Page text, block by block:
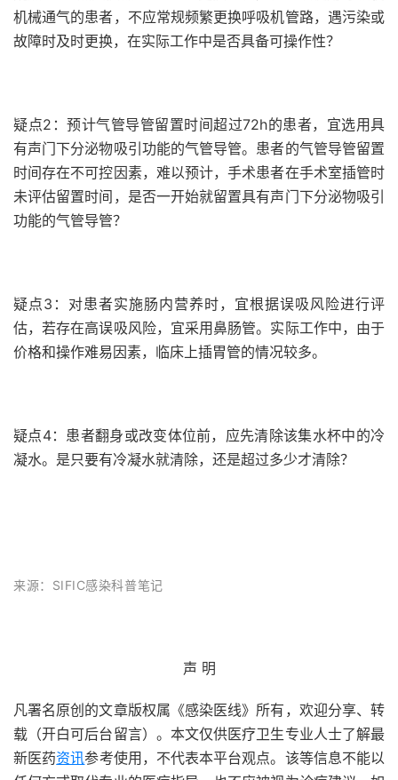
机械通气的患者，不应常规频繁更换呼吸机管路，遇污染或
故障时及时更换，在实际工作中是否具备可操作性？
疑点2：预计气管导管留置时间超过72h的患者，宜选用具
有声门下分泌物吸引功能的气管导管。患者的气管导管留置
时间存在不可控因素，难以预计，手术患者在手术室插管时
未评估留置时间，是否一开始就留置具有声门下分泌物吸引
功能的气管导管？
疑点3：对患者实施肠内营养时，宜根据误吸风险进行评
估，若存在高误吸风险，宜采用鼻肠管。实际工作中，由于
价格和操作难易因素，临床上插胃管的情况较多。
疑点4：患者翻身或改变体位前，应先清除该集水杯中的冷
凝水。是只要有冷凝水就清除，还是超过多少才清除？
来源：SIFIC感染科普笔记
声 明
凡署名原创的文章版权属《感染医线》所有，欢迎分享、转
载（开白可后台留言）。本文仅供医疗卫生专业人士了解最
新医药资讯参考使用，不代表本平台观点。该等信息不能以